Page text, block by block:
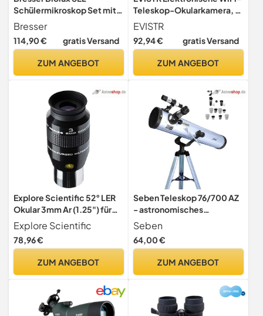
Schülermikroskop Set mit
Beleuchtung,
Smartphoneadapter,
Hartschalenkoffer, einem
Zubehör
Bresser
114,90 € gratis Versand
ZUM ANGEBOT
Teleskop-Okularkamera, 4
Millionen Pixel HD
kabelloses digitales
Teleskop-Okular, tragbare
Spektivkamera,
mm-50-mm-Ziel
EVISTR
92,94 € gratis Versand
ZUM ANGEBOT
Explore Scientific 52° LER
Okular 3mm Ar (1.25") für
Teleskope mit
hochwertiger EMD
Vergütung, wasserdicht mit
Explore Scientific
78,96 €
ZUM ANGEBOT
Seben Teleskop 76/700 AZ
- astronomisches
Spiegelteleskop inklusive
Aluminium Stativ, großem
Okular-Filter-Set
Seben
64,00 €
ZUM ANGEBOT